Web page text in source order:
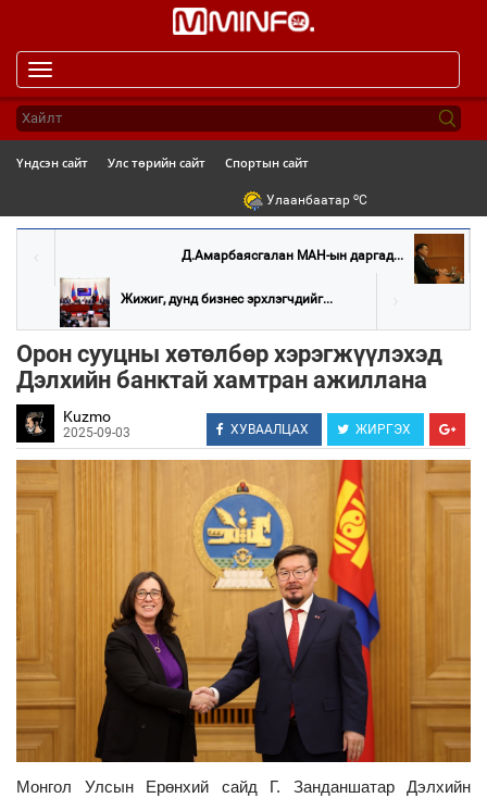
navigation
Үндсэн сайт Улс төрийн сайт Спортын сайт
Улаанбаатар oC
Д.Амарбаясгалан МАН-ын даргад...
Жижиг, дунд бизнес эрхлэгчдийг...
Орон сууцны хөтөлбөр хэрэгжүүлэхэд
Дэлхийн банктай хамтран ажиллана
Kuzmo
2025-09-03 ХУВААЛЦАХ ЖИРГЭХ
Монгол Улсын Ерөнхий сайд Г. Занданшатар Дэлхийн